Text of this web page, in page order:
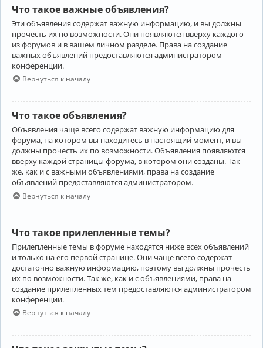
Что такое важные объявления?
Эти объявления содержат важную информацию, и вы должны
прочесть их по возможности. Они появляются вверху каждого
из форумов и в вашем личном разделе. Права на создание
важных объявлений предоставляются администратором
конференции.
Вернуться к началу
Что такое объявления?
Объявления чаще всего содержат важную информацию для
форума, на котором вы находитесь в настоящий момент, и вы
должны прочесть их по возможности. Объявления появляются
вверху каждой страницы форума, в котором они созданы. Так
же, как и с важными объявлениями, права на создание
объявлений предоставляются администратором.
Вернуться к началу
Что такое прилепленные темы?
Прилепленные темы в форуме находятся ниже всех объявлений
и только на его первой странице. Они чаще всего содержат
достаточно важную информацию, поэтому вы должны прочесть
их по возможности. Так же, как и с объявлениями, права на
создание прилепленных тем предоставляются администратором
конференции.
Вернуться к началу